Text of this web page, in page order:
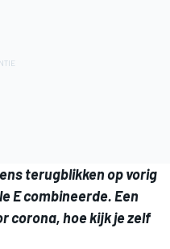
terugblikken op vorig
E combineerde. Een
corona, hoe kijk je zelf